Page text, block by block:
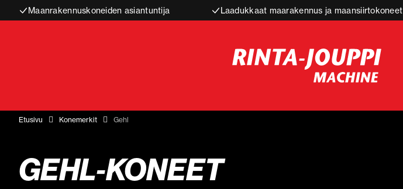
Maanrakennuskoneiden asiantuntija Laadukkaat maarakennus ja maansiirtokoneet
Etusivu Konemerkit Gehl
GEHL‑KONEET